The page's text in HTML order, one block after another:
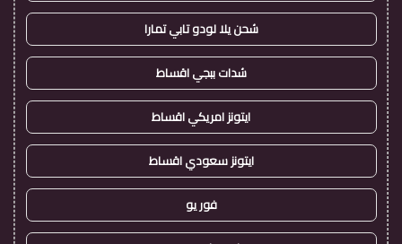
شحن يلا لودو تابي تمارا
شدات ببجي اقساط
ايتونز امريكي اقساط
ايتونز سعودي اقساط
فور يو